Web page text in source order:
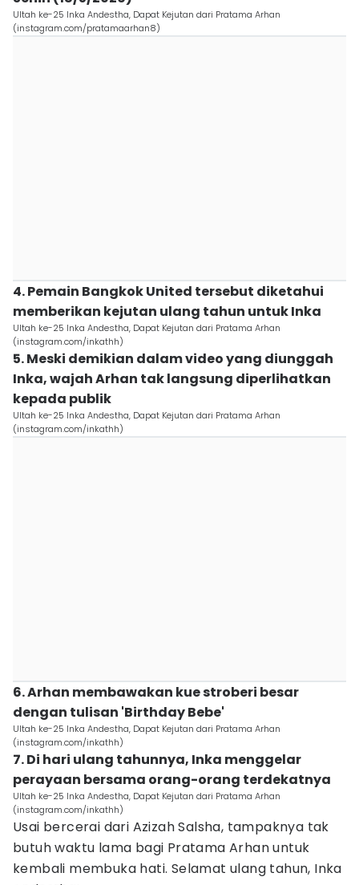
Ultah ke-25 Inka Andestha, Dapat Kejutan dari Pratama Arhan
(instagram.com/pratamaarhan8)
4. Pemain Bangkok United tersebut diketahui
memberikan kejutan ulang tahun untuk Inka
Ultah ke-25 Inka Andestha, Dapat Kejutan dari Pratama Arhan
(instagram.com/inkathh)
5. Meski demikian dalam video yang diunggah
Inka, wajah Arhan tak langsung diperlihatkan
kepada publik
Ultah ke-25 Inka Andestha, Dapat Kejutan dari Pratama Arhan
(instagram.com/inkathh)
6. Arhan membawakan kue stroberi besar
dengan tulisan 'Birthday Bebe'
Ultah ke-25 Inka Andestha, Dapat Kejutan dari Pratama Arhan
(instagram.com/inkathh)
7. Di hari ulang tahunnya, Inka menggelar
perayaan bersama orang-orang terdekatnya
Ultah ke-25 Inka Andestha, Dapat Kejutan dari Pratama Arhan
(instagram.com/inkathh)
Usai bercerai dari Azizah Salsha, tampaknya tak
butuh waktu lama bagi Pratama Arhan untuk
kembali membuka hati. Selamat ulang tahun, Inka